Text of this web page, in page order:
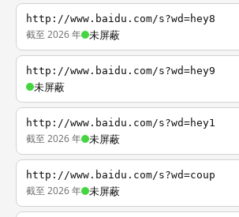
http://www.baidu.com/s?wd=hey8
截至 2026 年 未屏蔽
http://www.baidu.com/s?wd=hey9
未屏蔽
http://www.baidu.com/s?wd=hey1
截至 2026 年 未屏蔽
http://www.baidu.com/s?wd=coup
截至 2026 年 未屏蔽